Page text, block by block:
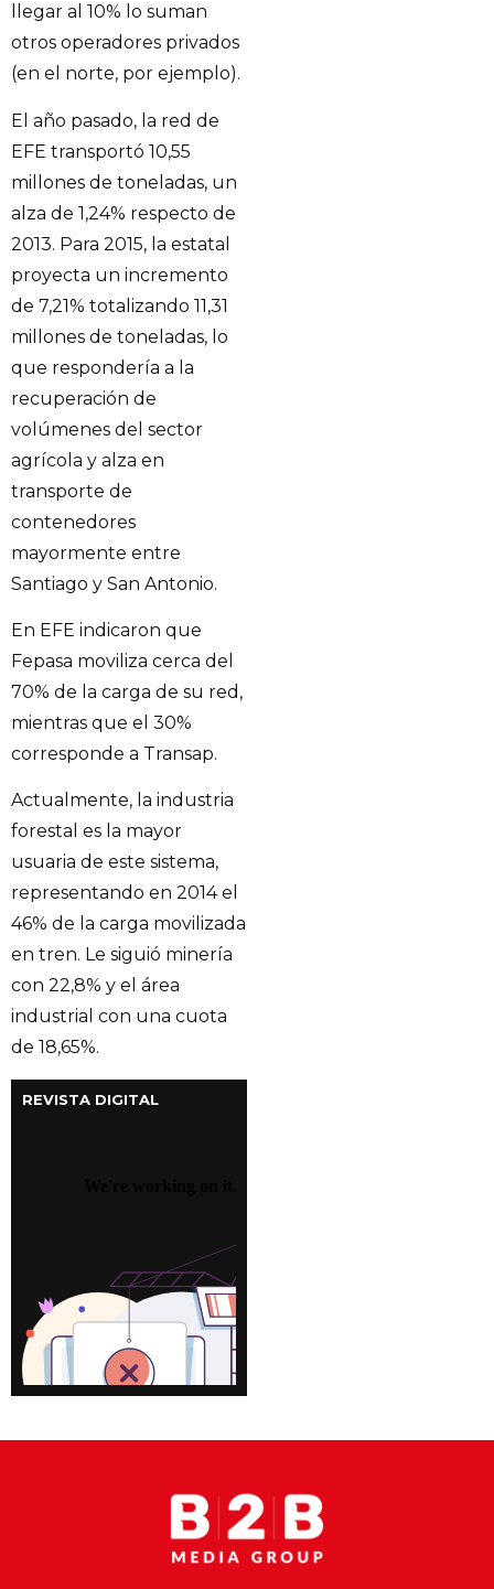
llegar al 10% lo suman
otros operadores privados
(en el norte, por ejemplo).
El año pasado, la red de
EFE transportó 10,55
millones de toneladas, un
alza de 1,24% respecto de
2013. Para 2015, la estatal
proyecta un incremento
de 7,21% totalizando 11,31
millones de toneladas, lo
que respondería a la
recuperación de
volúmenes del sector
agrícola y alza en
transporte de
contenedores
mayormente entre
Santiago y San Antonio.
En EFE indicaron que
Fepasa moviliza cerca del
70% de la carga de su red,
mientras que el 30%
corresponde a Transap.
Actualmente, la industria
forestal es la mayor
usuaria de este sistema,
representando en 2014 el
46% de la carga movilizada
en tren. Le siguió minería
con 22,8% y el área
industrial con una cuota
de 18,65%.
REVISTA DIGITAL